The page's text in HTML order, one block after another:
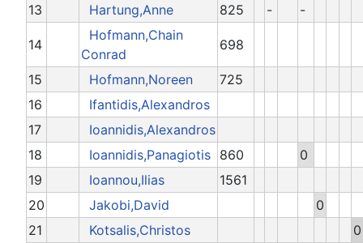
13
Hartung,Anne 825 - -
14
Hofmann,Chain
Conrad
698
15 Hofmann,Noreen
725
16
Ifantidis,Alexandros
17
Ioannidis,Alexandros
18
Ioannidis,Panagiotis 860
0
19
Ioannou,Ilias
1561
20
Jakobi,David
0
21
Kotsalis,Christos
0